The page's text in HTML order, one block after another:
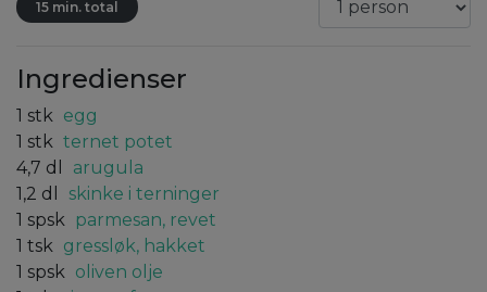
15 min. total
Ingredienser
1 stk egg
1 stk ternet potet
4,7 dl
arugula
1,2 dl
skinke i terninger
1 spsk parmesan, revet
1 tsk gressløk, hakket
1 spsk oliven olje